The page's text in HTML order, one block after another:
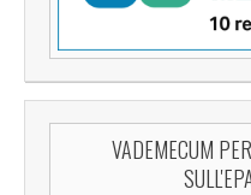
VADEMECUM